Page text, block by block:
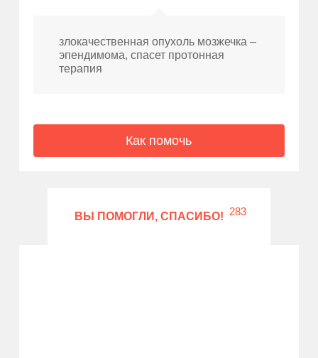
злокачественная опухоль мозжечка –
эпендимома, спасет протонная
терапия
Как помочь
ВЫ ПОМОГЛИ, СПАСИБО! 283